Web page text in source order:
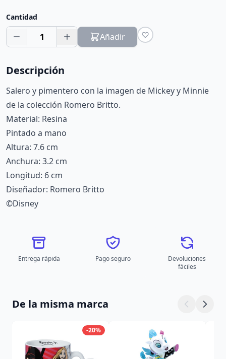
Cantidad
1 Añadir
Descripción
Salero y pimentero con la imagen de Mickey y Minnie
de la colección Romero Britto.
Material: Resina
Pintado a mano
Altura: 7.6 cm
Anchura: 3.2 cm
Longitud: 6 cm
Diseñador: Romero Britto
©Disney
Entrega rápida Pago seguro
Devoluciones
fáciles
De la misma marca
-20%